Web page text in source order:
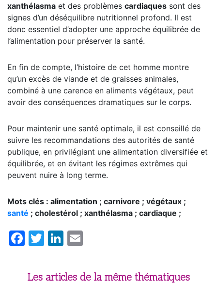
xanthélasma et des problèmes cardiaques sont des
signes d’un déséquilibre nutritionnel profond. Il est
donc essentiel d’adopter une approche équilibrée de
l’alimentation pour préserver la santé.
En fin de compte, l’histoire de cet homme montre
qu’un excès de viande et de graisses animales,
combiné à une carence en aliments végétaux, peut
avoir des conséquences dramatiques sur le corps.
Pour maintenir une santé optimale, il est conseillé de
suivre les recommandations des autorités de santé
publique, en privilégiant une alimentation diversifiée et
équilibrée, et en évitant les régimes extrêmes qui
peuvent nuire à long terme.
Mots clés : alimentation ; carnivore ; végétaux ;
santé ; cholestérol ; xanthélasma ; cardiaque ;
Facebook
TwitterLinkedIn
Les articles de la même thématiques